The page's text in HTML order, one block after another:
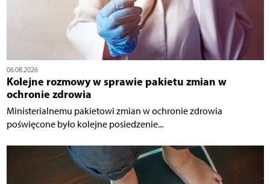
06.08.2026
Kolejne rozmowy w sprawie pakietu zmian w
ochronie zdrowia
Ministerialnemu pakietowi zmian w ochronie zdrowia
poświęcone było kolejne posiedzenie...